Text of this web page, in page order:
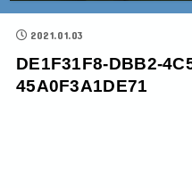
2021.01.03
DE1F31F8-DBB2-
45A0F3A1DE71